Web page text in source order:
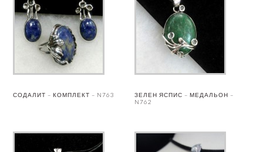
СОДАЛИТ – КОМПЛЕКТ – N763
ЗЕЛЕН ЯСПИС – МЕДАЛЬОН –
N762